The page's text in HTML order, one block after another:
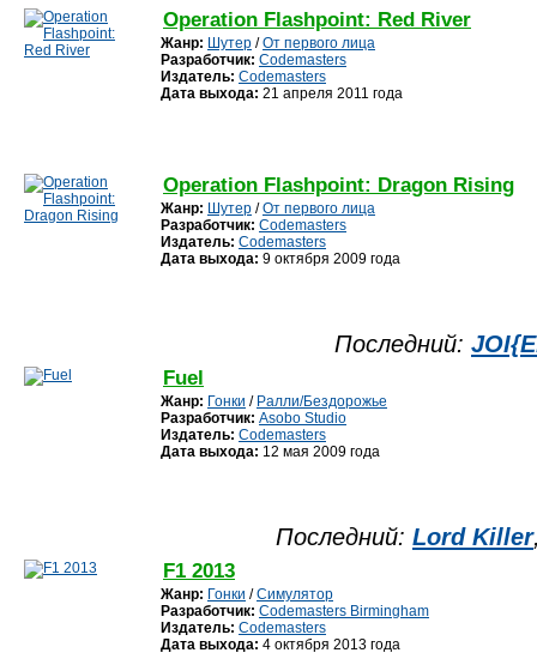
Operation Flashpoint: Red River
Жанр: Шутер /От первого лица
Разработчик: Codemasters
Издатель: Codemasters
Дата выхода: 21 апреля 2011 года
Operation Flashpoint: Dragon Rising
Жанр: Шутер /От первого лица
Разработчик: Codemasters
Издатель: Codemasters
Дата выхода: 9 октября 2009 года
Последний:
Fuel
Жанр: Гонки / Ралли/Бездорожье
Разработчик: Asobo Studio
Издатель: Codemasters
Дата выхода: 12 мая 2009 года
Последний: Lord Killer
F1 2013
Жанр: Гонки /Симулятор
Разработчик: Codemasters Birmingham
Издатель: Codemasters
Дата выхода: 4 октября 2013 года